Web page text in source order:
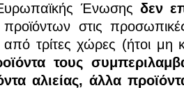
Ένωσης δεν
στις
από τρίτες χώρες (ήτοι
τους
αλιείας, άλλα